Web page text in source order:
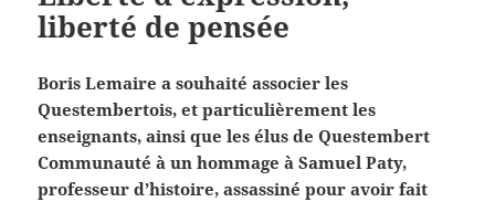
liberté de pensée
Boris Lemaire a souhaité associer les
Questembertois, et particulièrement les
enseignants, ainsi que les élus de Questembert
Communauté à un hommage à Samuel Paty,
professeur d’histoire, assassiné pour avoir fait